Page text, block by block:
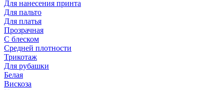
Для нанесения принта
Для пальто
Для платья
Прозрачная
С блеском
Средней плотности
Трикотаж
Для рубашки
Белая
Вискоза